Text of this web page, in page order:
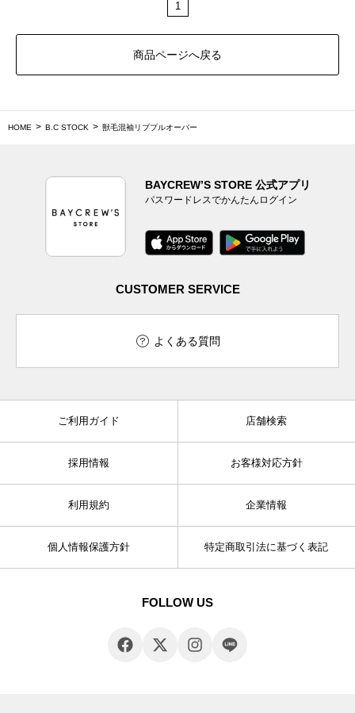
1
商品ページへ戻る
HOME B.C STOCK 獣毛混袖リブプルオーバー
BAYCREW’S STORE 公式アプリ
パスワードレスでかんたんログイン
CUSTOMER SERVICE
よくある質問
ご利用ガイド 店舗検索
採用情報 お客様対応方針
利用規約 企業情報
個人情報保護方針 特定商取引法に基づく表記
FOLLOW US